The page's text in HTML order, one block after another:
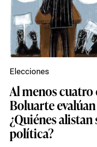
Al menos
Boluarte
¿Quiénes alistan
política?
Elecciones